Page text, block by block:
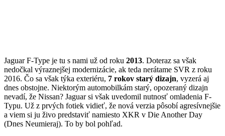
Jaguar F-Type je tu s nami už od roku 2013. Doteraz sa však
nedočkal výraznejšej modernizácie, ak teda nerátame SVR z roku
2016. Čo sa však týka exteriéru, 7 rokov starý dizajn, vyzerá aj
dnes obstojne. Niektorým automobilkám starý, opozeraný dizajn
nevadí, že Nissan? Jaguar si však uvedomil nutnosť omladenia F-
Typu. Už z prvých fotiek vidieť, že nová verzia pôsobí agresívnejšie
a viem si ju živo predstaviť namiesto XKR v Die Another Day
(Dnes Neumieraj). To by bol pohľad.